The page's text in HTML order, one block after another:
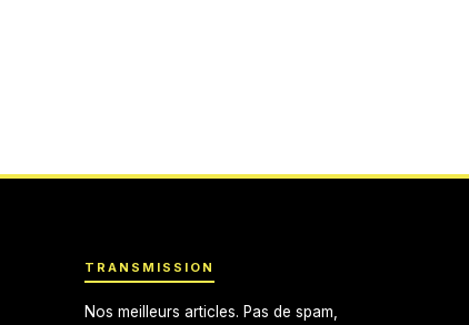
TRANSMISSION
Nos meilleurs articles. Pas de spam,